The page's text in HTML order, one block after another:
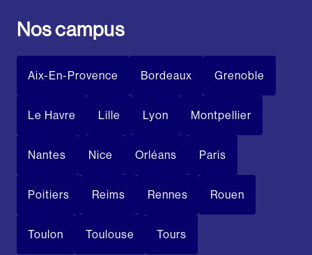
Nos campus
Aix-En-Provence Bordeaux Grenoble
Le Havre Lille Lyon Montpellier
Nantes Nice Orléans Paris
Poitiers Reims Rennes Rouen
Toulon Toulouse Tours